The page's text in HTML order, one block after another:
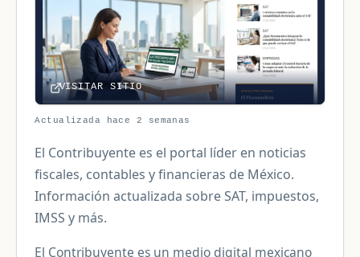
VISITAR SITIO
Actualizada hace 2 semanas
El Contribuyente es el portal líder en noticias
fiscales, contables y financieras de México.
Información actualizada sobre SAT, impuestos,
IMSS y más.
El Contribuyente es un medio digital mexicano